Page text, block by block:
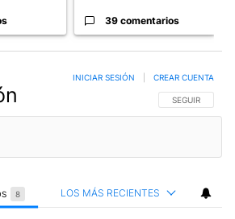
39 comentarios
SIGA ESTA
SEGUIR
INICIAR SESIÓN CREAR CUENTA
8 LOS MÁS RECIENTES